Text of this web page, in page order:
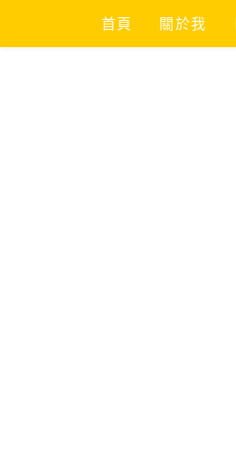
content
首頁 關於我